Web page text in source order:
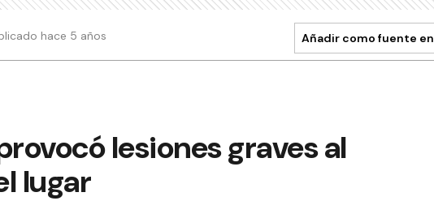
hace 5 años Añadir como fuente en
lesiones graves al
lugar